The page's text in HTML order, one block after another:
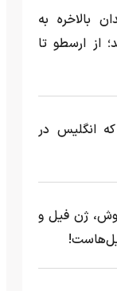
بالاخره به
از ارسطو تا
انگلیس در
ژن فیل و